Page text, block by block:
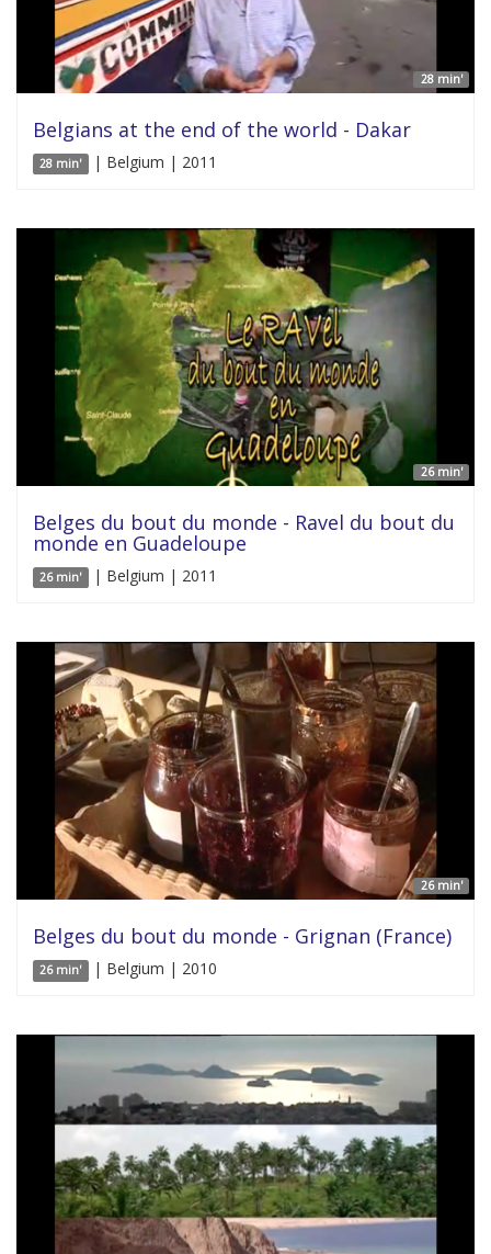
28 min'
Belgians at the end of the world - Dakar
28 min' | Belgium | 2011
26 min'
Belges du bout du monde - Ravel du bout du
monde en Guadeloupe
26 min' | Belgium | 2011
26 min'
Belges du bout du monde - Grignan (France)
26 min' | Belgium | 2010